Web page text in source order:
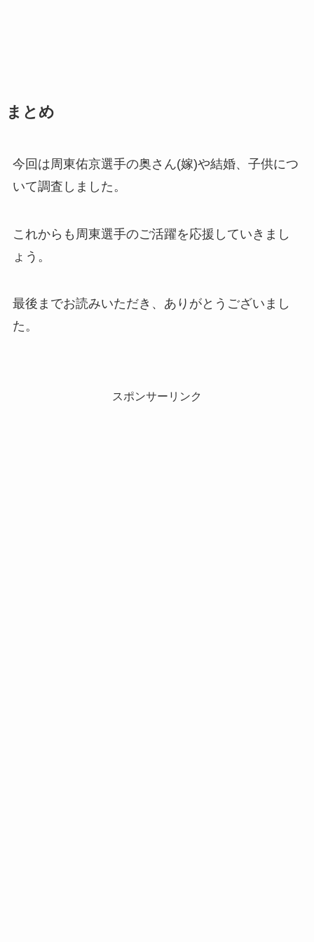
まとめ
今回は周東佑京選手の奥さん(嫁)や結婚、子供につ
いて調査しました。
これからも周東選手のご活躍を応援していきまし
ょう。
最後までお読みいただき、ありがとうございまし
た。
スポンサーリンク